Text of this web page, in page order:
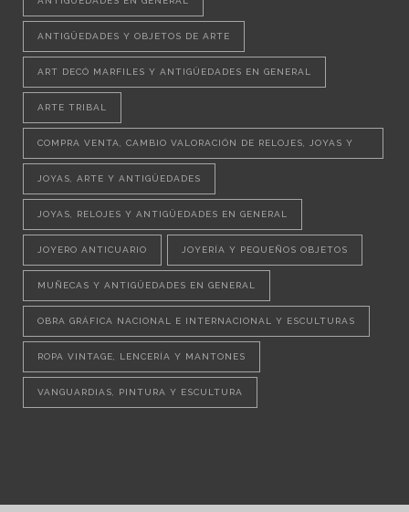
ANTIGÜEDADES Y OBJETOS DE ARTE
ART DECÓ MARFILES Y ANTIGÜEDADES EN GENERAL
ARTE TRIBAL
COMPRA VENTA, CAMBIO VALORACIÓN DE RELOJES, JOYAS Y
JOYAS, ARTE Y ANTIGÜEDADES
JOYAS, RELOJES Y ANTIGÜEDADES EN GENERAL
JOYERO ANTICUARIO JOYERÍA Y PEQUEÑOS OBJETOS
MUÑECAS Y ANTIGÜEDADES EN GENERAL
OBRA GRÁFICA NACIONAL E INTERNACIONAL Y ESCULTURAS
ROPA VINTAGE, LENCERÍA Y MANTONES
VANGUARDIAS, PINTURA Y ESCULTURA